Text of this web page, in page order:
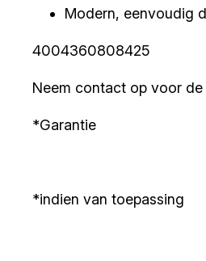
Modern, eenvoudig
4004360808425
Neem contact op voor
*Garantie
*indien van toepassing